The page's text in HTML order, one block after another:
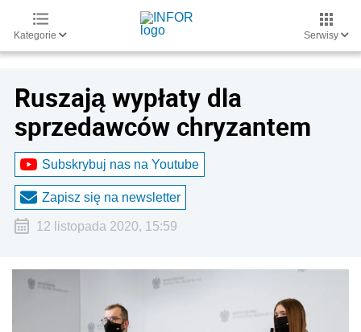
Kategorie Serwisy
Ruszają wypłaty dla
sprzedawców chryzantem
Subskrybuj nas na Youtube
Zapisz się na newsletter
12 listopada 2020, 15:59